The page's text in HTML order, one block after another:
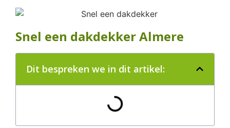
Snel een dakdekker Almere
Dit bespreken we in dit artikel: